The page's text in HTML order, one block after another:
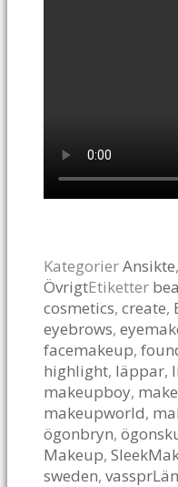
KategorierAnsikte,
ÖvrigtEtiketter
cosmetics, create,
eyebrows,
facemakeup,
highlight, läppar,
makeupboy,
makeupworld,
ögonbryn,
Makeup,
sweden, vasspr